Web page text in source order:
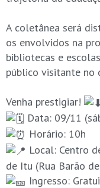
A coletânea será
os envolvidos na
bibliotecas e
público visitante no
Venha prestigiar!
Data: 09/11
Horário: 10h
Local: Centro
de Itu (Rua Barão
Ingresso: